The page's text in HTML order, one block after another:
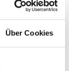
Über Cookies